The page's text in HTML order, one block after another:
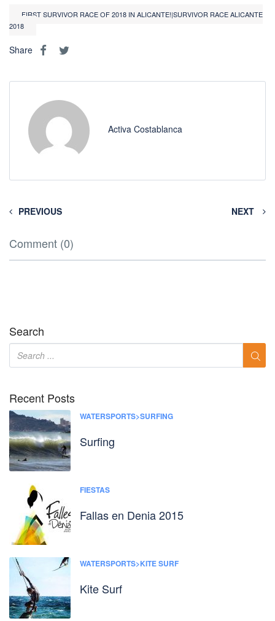
FIRST SURVIVOR RACE OF 2018 IN ALICANTE!|SURVIVOR RACE ALICANTE
2018
Share
Activa Costablanca
PREVIOUS NEXT
Comment (0)
Search
Recent Posts
WATERSPORTS>SURFING
Surfing
FIESTAS
Fallas en Denia 2015
WATERSPORTS>KITE SURF
Kite Surf